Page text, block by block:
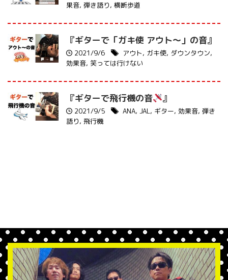
果音, 弾き語り, 横断歩道
『ギターで「ガキ使 アウト〜」の音』
2021/9/6 アウト, ガキ使, ダウンタウン,
効果音, 笑っては行けない
『ギターで飛行機の音 』
2021/9/5 ANA, JAL, ギター, 効果音, 弾き
語り, 飛行機